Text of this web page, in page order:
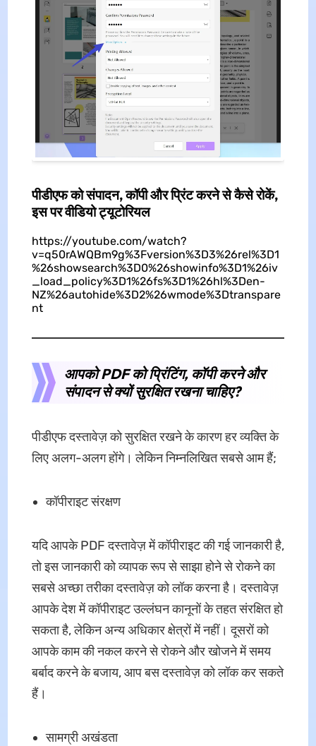
पीडीएफ को संपादन, कॉपी और प्रिंट करने से कैसे रोकें,
इस पर वीडियो ट्यूटोरियल
https://youtube.com/watch?
v=q50rAWQBm9g%3Fversion%3D3%26rel%3D1
%26showsearch%3D0%26showinfo%3D1%26iv
_load_policy%3D1%26fs%3D1%26hl%3Den-
NZ%26autohide%3D2%26wmode%3Dtranspare
nt
आपको PDF को प्रिंटिंग, कॉपी करने और
संपादन से क्यों सुरक्षित रखना चाहिए?
पीडीएफ दस्तावेज़ को सुरक्षित रखने के कारण हर व्यक्ति के
लिए अलग-अलग होंगे। लेकिन निम्नलिखित सबसे आम हैं;
कॉपीराइट संरक्षण
यदि आपके PDF दस्तावेज़ में कॉपीराइट की गई जानकारी है,
तो इस जानकारी को व्यापक रूप से साझा होने से रोकने का
सबसे अच्छा तरीका दस्तावेज़ को लॉक करना है। दस्तावेज़
आपके देश में कॉपीराइट उल्लंघन कानूनों के तहत संरक्षित हो
सकता है, लेकिन अन्य अधिकार क्षेत्रों में नहीं। दूसरों को
आपके काम की नकल करने से रोकने और खोजने में समय
बर्बाद करने के बजाय, आप बस दस्तावेज़ को लॉक कर सकते
हैं।
सामग्री अखंडता